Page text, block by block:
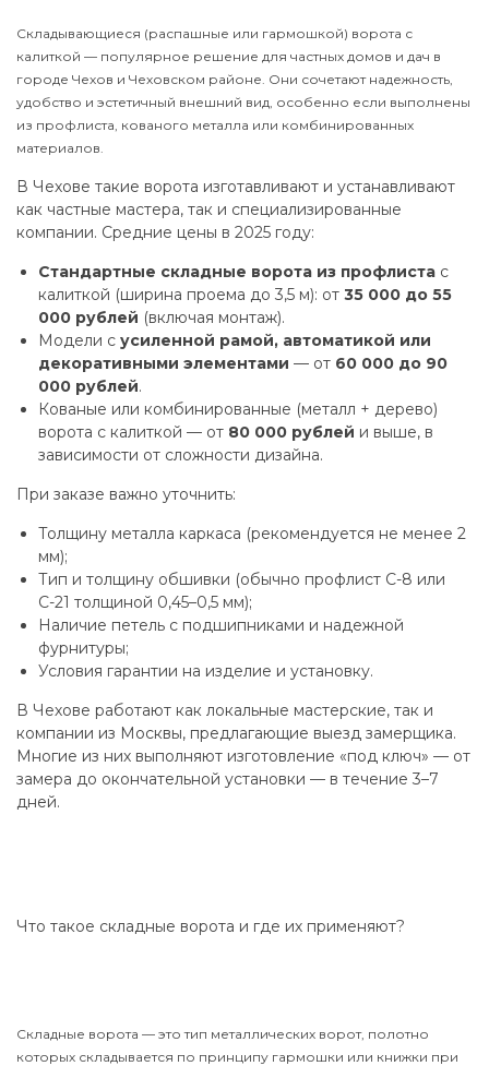
Складывающиеся (распашные или гармошкой) ворота с
калиткой — популярное решение для частных домов и дач в
городе Чехов и Чеховском районе. Они сочетают надежность,
удобство и эстетичный внешний вид, особенно если выполнены
из профлиста, кованого металла или комбинированных
материалов.
В Чехове такие ворота изготавливают и устанавливают
как частные мастера, так и специализированные
компании. Средние цены в 2025 году:
Стандартные складные ворота из профлиста с
калиткой (ширина проема до 3,5 м): от 35 000 до 55
000 рублей (включая монтаж).
Модели с усиленной рамой, автоматикой или
декоративными элементами — от 60 000 до 90
000 рублей.
Кованые или комбинированные (металл + дерево)
ворота с калиткой — от 80 000 рублей и выше, в
зависимости от сложности дизайна.
При заказе важно уточнить:
Толщину металла каркаса (рекомендуется не менее 2
мм);
Тип и толщину обшивки (обычно профлист С-8 или
С-21 толщиной 0,45–0,5 мм);
Наличие петель с подшипниками и надежной
фурнитуры;
Условия гарантии на изделие и установку.
В Чехове работают как локальные мастерские, так и
компании из Москвы, предлагающие выезд замерщика.
Многие из них выполняют изготовление «под ключ» — от
замера до окончательной установки — в течение 3–7
дней.
Что такое складные ворота и где их применяют?
Складные ворота — это тип металлических ворот, полотно
которых складывается по принципу гармошки или книжки при